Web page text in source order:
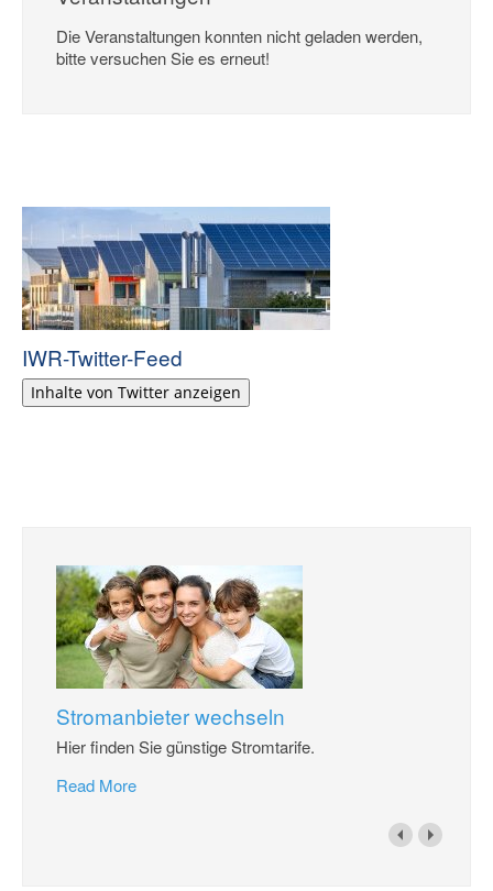
Die Veranstaltungen konnten nicht geladen werden,
bitte versuchen Sie es erneut!
IWR-Twitter-Feed
Inhalte von Twitter anzeigen
Stromanbieter wechseln
Hier finden Sie günstige Stromtarife.
Read More